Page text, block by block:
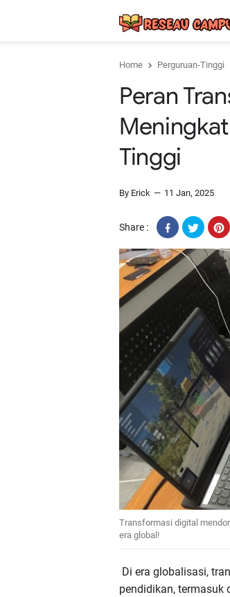
Home Perguruan-Tinggi
Peran
Tinggi
By Erick 11 Jan, 2025
Share :
Transformasi digital
era global!
Di era globalisasi,
pendidikan, termasuk